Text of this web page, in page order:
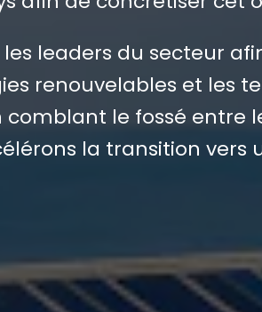
leaders du secteur
renouvelables et les
le fossé entre
la transition vers